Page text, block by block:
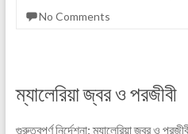
No Comments
ম্যালেরিয়া জ্বর ও পরজীবী
গুরুত্বপূর্ণ নির্দেশনা: ম্যালেরিয়া জ্বর ও